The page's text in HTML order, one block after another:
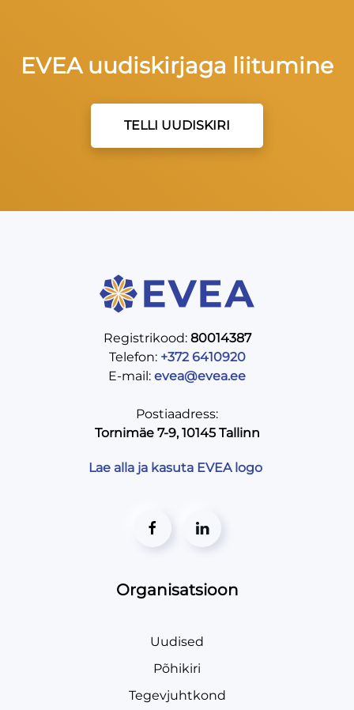
EVEA uudiskirjaga liitumine
TELLI UUDISKIRI
Registrikood: 80014387
Telefon: +372 6410920
E-mail: evea@evea.ee
Postiaadress:
Tornimäe 7-9, 10145 Tallinn
Lae alla ja kasuta EVEA logo
Organisatsioon
Uudised
Põhikiri
Tegevjuhtkond